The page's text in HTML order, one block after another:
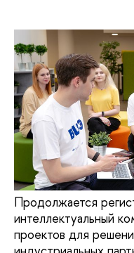
Продолжается
интеллектуальный
проектов для